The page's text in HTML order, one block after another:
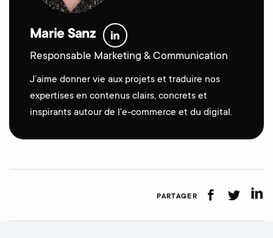
Marie Sanz
Responsable Marketing & Communication
J’aime donner vie aux projets et traduire nos
expertises en contenus clairs, concrets et
inspirants autour de l'e-commerce et du digital.
PARTAGER